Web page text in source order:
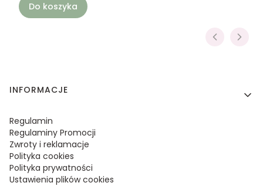
Do koszyka
Linki w stopce
INFORMACJE
Regulamin
Regulaminy Promocji
Zwroty i reklamacje
Polityka cookies
Polityka prywatności
Ustawienia plików cookies